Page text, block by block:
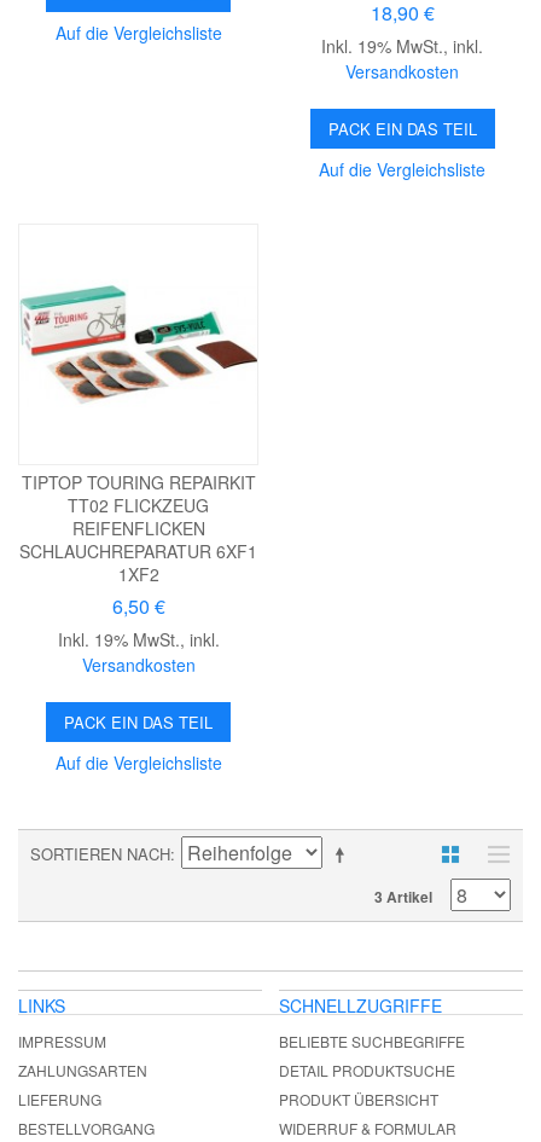
Auf die Vergleichsliste
18,90 €
Inkl. 19% MwSt.,inkl.
Versandkosten
PACK EIN DAS TEIL
Auf die Vergleichsliste
TIPTOP TOURING REPAIRKIT
TT02 FLICKZEUG
REIFENFLICKEN
SCHLAUCHREPARATUR 6XF1
1XF2
6,50 €
Inkl. 19% MwSt., inkl.
Versandkosten
PACK EIN DAS TEIL
Auf die Vergleichsliste
SORTIEREN NACH
3 Artikel
LINKS
IMPRESSUM
ZAHLUNGSARTEN
LIEFERUNG
BESTELLVORGANG
SCHNELLZUGRIFFE
BELIEBTE SUCHBEGRIFFE
DETAIL PRODUKTSUCHE
PRODUKT ÜBERSICHT
WIDERRUF & FORMULAR